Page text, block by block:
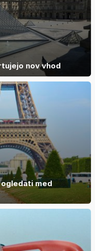
nov vhod
med